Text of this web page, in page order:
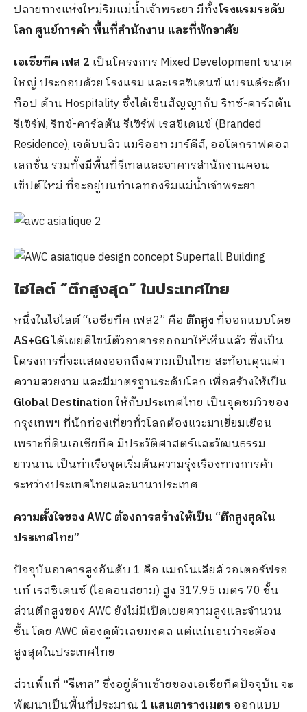
ปลายทางแห่งใหม่ริมแม่น้ำเจ้าพระยา มีทั้งโรงแรมระดับ
โลก ศูนย์การค้า พื้นที่สำนักงาน และที่พักอาศัย
เอเชียทีค เฟส 2 เป็นโครงการ Mixed Development ขนาด
ใหญ่ ประกอบด้วย โรงแรม และเรสซิเดนซ์ แบรนด์ระดับ
ท็อป ด้าน Hospitality ซึ่งได้เซ็นสัญญากับ ริทซ์-คาร์ลตัน
รีเซิร์ฟ, ริทซ์-คาร์ลตัน รีเซิร์ฟ เรสซิเดนซ์ (Branded
Residence), เจดับบลิว แมริออท มาร์คีส์, ออโตกราฟคอล
เลกชั่น รวมทั้งมีพื้นที่รีเทลและอาคารสำนักงานคอน
เซ็ปต์ใหม่ ที่จะอยู่บนทำเลทองริมแม่น้ำเจ้าพระยา
ไฮไลต์ “ตึกสูงสุด” ในประเทศไทย
หนึ่งในไฮไลต์ “เอชียทีค เฟส2” คือ ตึกสูงที่ออกแบบโดย
AS+GGได้เผยดีไซน์ตัวอาคารออกมาให้เห็นแล้ว ซึ่งเป็น
โครงการที่จะแสดงออกถึงความเป็นไทย สะท้อนคุณค่า
ความสวยงาม และมีมาตรฐานระดับโลก เพื่อสร้างให้เป็น
Global Destinationให้กับประเทศไทย เป็นจุดชมวิวของ
กรุงเทพฯ ที่นักท่องเที่ยวทั่วโลกต้องแวะมาเยี่ยมเยือน
เพราะที่ดินเอเชียทีค มีประวัติศาสตร์และวัฒนธรรม
ยาวนาน เป็นท่าเรือจุดเริ่มต้นความรุ่งเรืองทางการค้า
ระหว่างประเทศไทยและนานาประเทศ
ความตั้งใจของ AWC ต้องการสร้างให้เป็น “ตึกสูงสุดใน
ประเทศไทย”
ปัจจุบันอาคารสูงอันดับ 1 คือ แมกโนเลียส์ วอเตอร์ฟรอ
นท์ เรสซิเดนซ์ (ไอคอนสยาม) สูง 317.95 เมตร 70 ชั้น
ส่วนตึกสูงของ AWC ยังไม่มีเปิดเผยความสูงและจำนวน
ชั้น โดย AWC ต้องดูตัวเลขมงคล แต่แน่นอนว่าจะต้อง
สูงสุดในประเทศไทย
ส่วนพื้นที่ “รีเทล”ซึ่งอยู่ด้านซ้ายของเอเชียทีคปัจจุบัน จะ
พัฒนาเป็นพื้นที่ประมาณ1 แสนตารางเมตร ออกแบบ